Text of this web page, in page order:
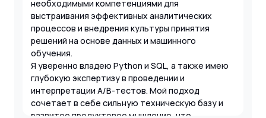
необходимыми компетенциями для
выстраивания эффективных аналитических
процессов и внедрения культуры принятия
решений на основе данных и машинного
обучения.
Я уверенно владею Python и SQL, а также имею
глубокую экспертизу в проведении и
интерпретации A/B-тестов. Мой подход
сочетает в себе сильную техническую базу и
развитое продуктовое мышление, что